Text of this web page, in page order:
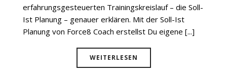
erfahrungsgesteuerten Trainingskreislauf – die Soll-
Ist Planung – genauer erklären. Mit der Soll-Ist
Planung von Force8 Coach erstellst Du eigene [...]
WEITERLESEN